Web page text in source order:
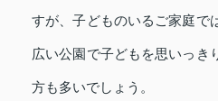
すが、子どものいるご家庭で
広い公園で子どもを思いっき
方も多いでしょう。